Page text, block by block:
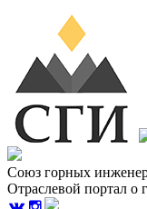
Союз горных
Отраслевой портал